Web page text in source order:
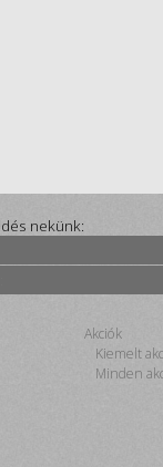
nekünk:
Akciók
Kiemelt
Minden